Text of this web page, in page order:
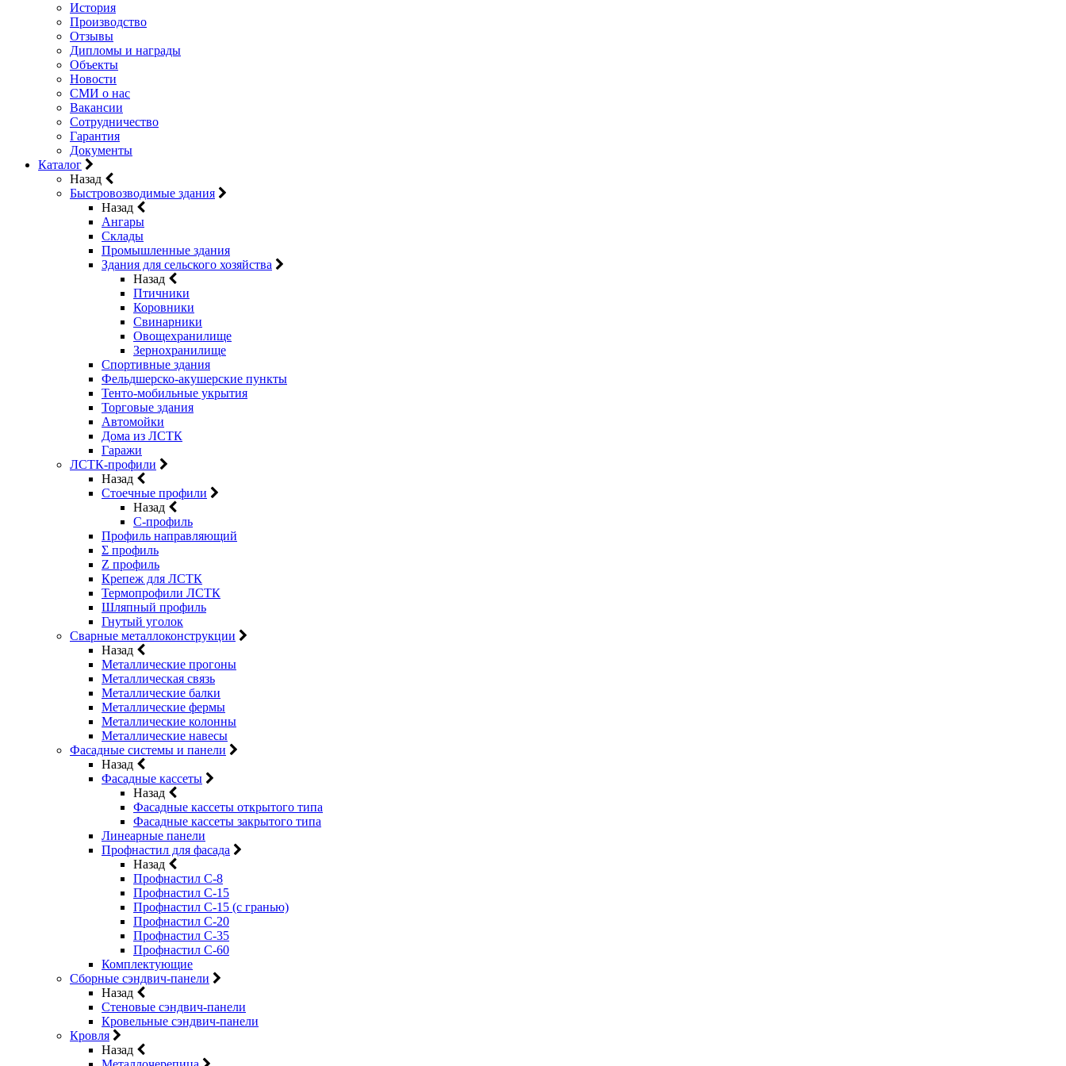
История
Производство
Отзывы
Дипломы и награды
Объекты
Новости
СМИ о нас
Вакансии
Сотрудничество
Гарантия
Документы
Каталог
Назад
Быстровозводимые здания
Назад
Ангары
Склады
Промышленные здания
Здания для сельского хозяйства
Назад
Птичники
Коровники
Свинарники
Овощехранилище
Зернохранилище
Спортивные здания
Фельдшерско-акушерские пункты
Тенто-мобильные укрытия
Торговые здания
Автомойки
Дома из ЛСТК
Гаражи
ЛСТК-профили
Назад
Стоечные профили
Назад
C-профиль
Профиль направляющий
Σ профиль
Z профиль
Крепеж для ЛСТК
Термопрофили ЛСТК
Шляпный профиль
Гнутый уголок
Сварные металлоконструкции
Назад
Металлические прогоны
Металлическая связь
Металлические балки
Металлические фермы
Металлические колонны
Металлические навесы
Фасадные системы и панели
Назад
Фасадные кассеты
Назад
Фасадные кассеты открытого типа
Фасадные кассеты закрытого типа
Линеарные панели
Профнастил для фасада
Назад
Профнастил С-8
Профнастил С-15
Профнастил С-15 (с гранью)
Профнастил С-20
Профнастил С-35
Профнастил С-60
Комплектующие
Сборные сэндвич-панели
Назад
Стеновые сэндвич-панели
Кровельные сэндвич-панели
Кровля
Назад